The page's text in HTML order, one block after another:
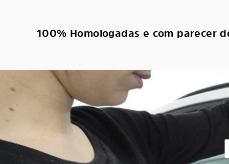
100% Homologadas e com parecer